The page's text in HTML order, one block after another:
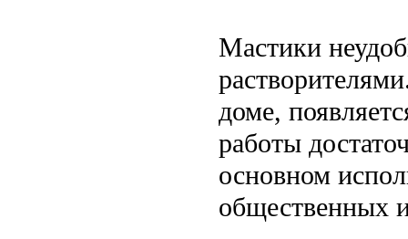
Мастики
доме,
работы
основном
общественных